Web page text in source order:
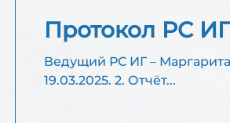
Протокол РС ИГ
Ведущий РС ИГ – Маргарита Секретарь РС ИГ –
19.03.2025. 2. Отчёт...